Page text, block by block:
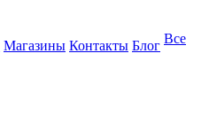
Магазины Контакты Блог Все